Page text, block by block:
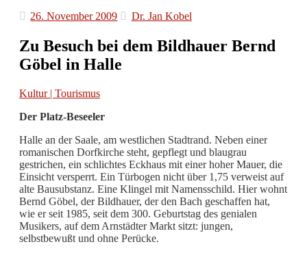
26. November 2009 Dr. Jan Kobel
Zu Besuch bei dem Bildhauer Bernd
Göbel in Halle
Kultur | Tourismus
Der Platz-Beseeler
Halle an der Saale, am westlichen Stadtrand. Neben einer
romanischen Dorfkirche steht, gepflegt und blaugrau
gestrichen, ein schlichtes Eckhaus mit einer hoher Mauer, die
Einsicht versperrt. Ein Türbogen nicht über 1,75 verweist auf
alte Bausubstanz. Eine Klingel mit Namensschild. Hier wohnt
Bernd Göbel, der Bildhauer, der den Bach geschaffen hat,
wie er seit 1985, seit dem 300. Geburtstag des genialen
Musikers, auf dem Arnstädter Markt sitzt: jungen,
selbstbewußt und ohne Perücke.